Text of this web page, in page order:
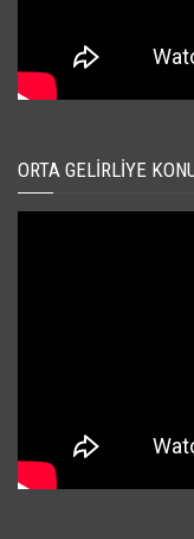
ORTA GELIRLIYE